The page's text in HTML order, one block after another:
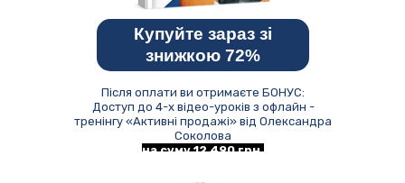
Купуйте зараз зі
знижкою 72%
Після оплати ви отримаєте БОНУС:
Доступ до 4-х відео-уроків з офлайн -
тренінгу «Активні продажі» від Олександра
Соколова
на суму 12 490 грн.